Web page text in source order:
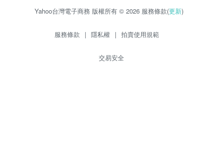
Yahoo台灣電子商務 版權所有 © 2026 服務條款(更新)
服務條款 | 隱私權 | 拍賣使用規範
交易安全